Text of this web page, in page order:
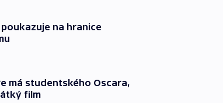
na hranice
má studentského Oscara,
film